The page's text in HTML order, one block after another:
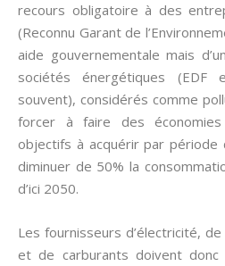
recours obligatoire à des
(Reconnu Garant de
aide gouvernementale mais
sociétés énergétiques (EDF
souvent), considérés comme
forcer à faire des
objectifs à acquérir par
diminuer de 50% la
d’ici 2050.
Les fournisseurs d’électricité,
et de carburants doivent